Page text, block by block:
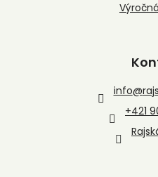
info@
+421